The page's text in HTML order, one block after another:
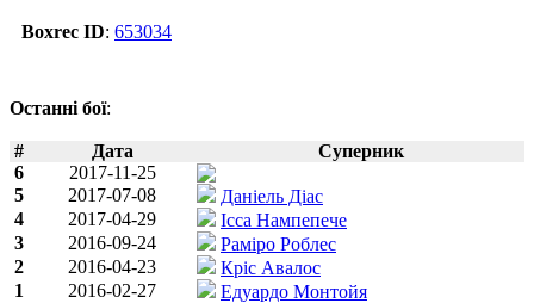
Boxrec ID: 653034
Останні бої:
# Дата
Суперник
6
2017-11-25
5
2017-07-08
Даніель Діас
4
2017-04-29
Ісса Нампепече
3
2016-09-24
Раміро Роблес
2
2016-04-23
Кріс Авалос
1
2016-02-27 Едуардо Монтойя